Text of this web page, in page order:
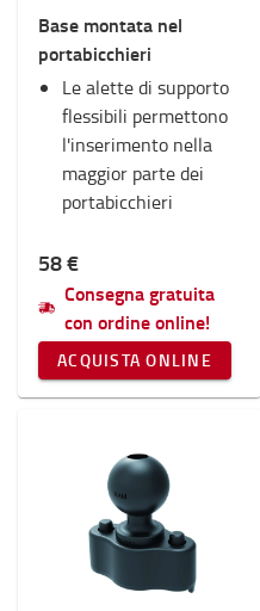
Base montata nel
portabicchieri
Le alette di supporto
flessibili permettono
l'inserimento nella
maggior parte dei
portabicchieri
58 €
Consegna gratuita
con ordine online!
ACQUISTA ONLINE